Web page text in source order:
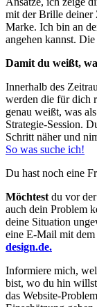
mit der Brille deiner
Marke. Ich bin an
angehen kannst.
Damit du weißt,
Innerhalb des
werden die für dich
genau weißt, was
Strategie-Session.
Schritt näher und
So was suche ich!
Du hast noch eine
Möchtest du vor
auch dein Problem
deine Situation
eine E-Mail mit
design.de.
Informiere mich,
bist, wo du hin
das Website-